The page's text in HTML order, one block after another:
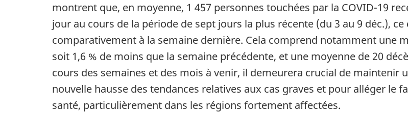
montrent que, en moyenne, 1 457 personnes touchées par la COVID-19
jour au cours de la période de sept jours la plus récente (du 3 au 9 déc.),
comparativement à la semaine dernière. Cela comprend notamment une
soit 1,6 % de moins que la semaine précédente, et une moyenne de 20
cours des semaines et des mois à venir, il demeurera crucial de maintenir
nouvelle hausse des tendances relatives aux cas graves et pour alléger le
santé, particulièrement dans les régions fortement affectées.